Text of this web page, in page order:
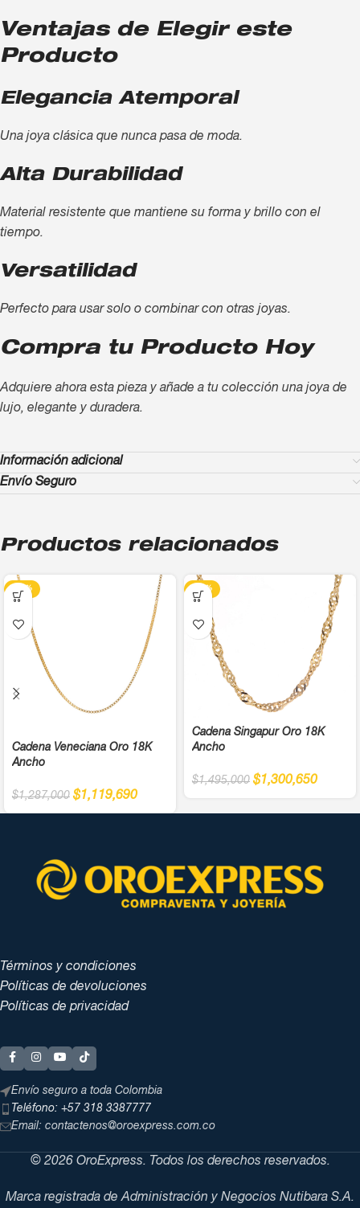
Ventajas de Elegir este
Producto
Elegancia Atemporal
Una joya clásica que nunca pasa de moda.
Alta Durabilidad
Material resistente que mantiene su forma y brillo con el
tiempo.
Versatilidad
Perfecto para usar solo o combinar con otras joyas.
Compra tu Producto Hoy
Adquiere ahora esta pieza y añade a tu colección una joya de
lujo, elegante y duradera.
Información adicional
Envío Seguro
Productos relacionados
-13%
Cadena Veneciana Oro 18K
Ancho
$1,287,000 $1,119,690
-13%
Cadena Singapur Oro 18K
Ancho
$1,495,000 $1,300,650
Términos y condiciones
Políticas de devoluciones
Políticas de privacidad
Envío seguro a toda Colombia
Teléfono: +57 318 3387777
Email: contactenos@oroexpress.com.co
© 2026 OroExpress. Todos los derechos reservados.
Marca registrada de Administración y Negocios Nutibara S.A.